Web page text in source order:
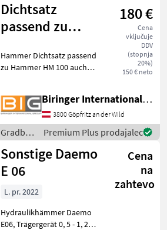
Hammer
Dichtsatz
passend zu
180 €
Cena
vključuje
DDV
(stopnja
20%)
150 € neto
Hammer Dichtsatz passend
zu Hammer HM 100 auch
HM250 verfügbar! Gradbeni
stroji Hidravlična kladiva
Biringer International GmbH
3800 Göpfritz an der Wild
Gradbeni
stroji /
Hammer
Premium Plus prodajalec
Sonstige Daemo
E 06
Cena
na
zahtevo
L. pr. 2022
Hydraulikhämmer Daemo
E06, Trägergerät 0, 5 - 1, 2t